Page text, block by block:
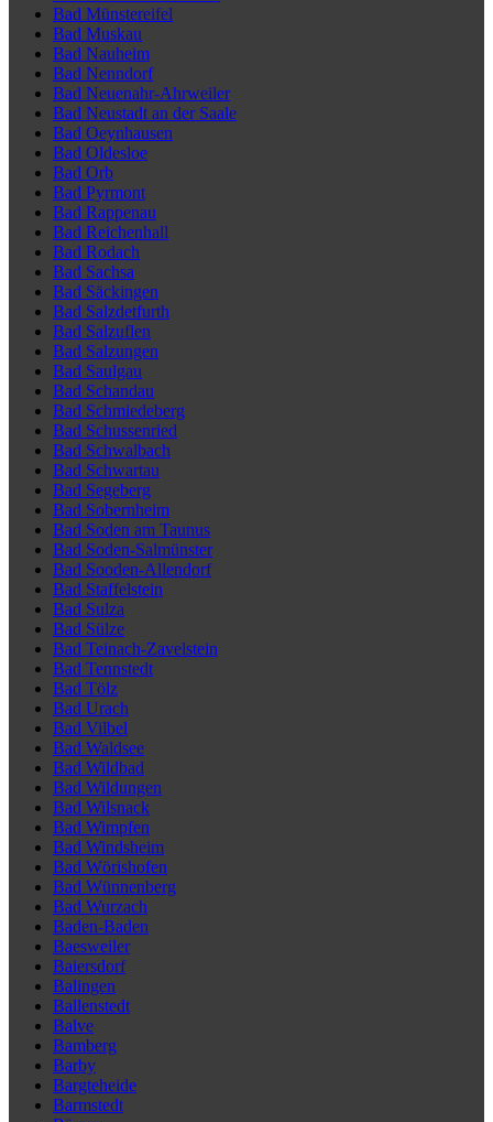
Bad Münstereifel
Bad Muskau
Bad Nauheim
Bad Nenndorf
Bad Neuenahr-Ahrweiler
Bad Neustadt an der Saale
Bad Oeynhausen
Bad Oldesloe
Bad Orb
Bad Pyrmont
Bad Rappenau
Bad Reichenhall
Bad Rodach
Bad Sachsa
Bad Säckingen
Bad Salzdetfurth
Bad Salzuflen
Bad Salzungen
Bad Saulgau
Bad Schandau
Bad Schmiedeberg
Bad Schussenried
Bad Schwalbach
Bad Schwartau
Bad Segeberg
Bad Sobernheim
Bad Soden am Taunus
Bad Soden-Salmünster
Bad Sooden-Allendorf
Bad Staffelstein
Bad Sulza
Bad Sülze
Bad Teinach-Zavelstein
Bad Tennstedt
Bad Tölz
Bad Urach
Bad Vilbel
Bad Waldsee
Bad Wildbad
Bad Wildungen
Bad Wilsnack
Bad Wimpfen
Bad Windsheim
Bad Wörishofen
Bad Wünnenberg
Bad Wurzach
Baden-Baden
Baesweiler
Baiersdorf
Balingen
Ballenstedt
Balve
Bamberg
Barby
Bargteheide
Barmstedt